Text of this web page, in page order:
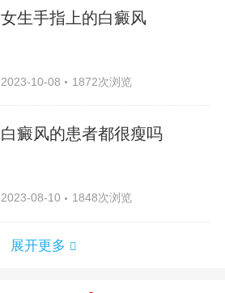
女生手指上的白癜风
2023-10-08 1872次浏览
白癜风的患者都很瘦吗
2023-08-10 1848次浏览
展开更多